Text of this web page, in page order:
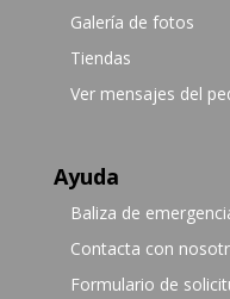
Galería de fotos
Tiendas
Ver mensajes del
Ayuda
Baliza de
Contacta con
Formulario de